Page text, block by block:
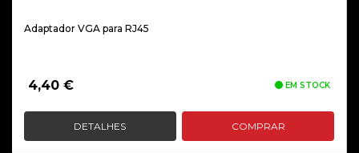
Adaptador VGA para RJ45
4,40 € EM STOCK
DETALHES COMPRAR